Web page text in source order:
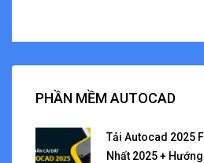
PHẦN MỀM AUTOCAD
Tải Autocad 2025
Nhất 2025 +